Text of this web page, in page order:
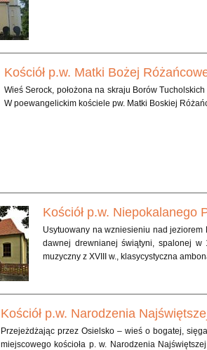
Kościół p.w. Matki Bożej
Wieś Serock, położona na skraju Borów
W poewangelickim kościele pw. Matki Boskiej
Kościół p.w. Niepokalanego
Usytuowany na wzniesieniu nad jeziorem
dawnej drewnianej świątyni, spalonej
muzyczny z XVIII w., klasycystyczna
Kościół p.w. Narodzenia
Przejeżdżając przez Osielsko – wieś o bogatej,
miejscowego kościoła p. w. Narodzenia